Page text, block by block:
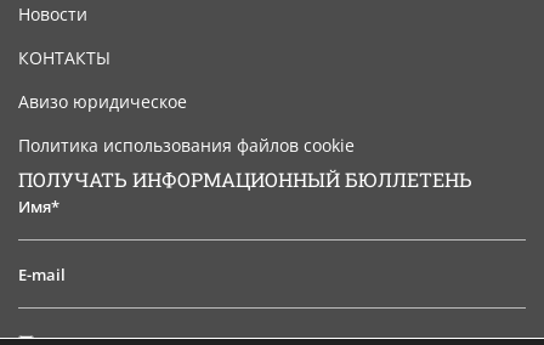
Новости
КОНТАКТЫ
Авизо юридическое
Политика использования файлов cookie
ПОЛУЧАТЬ ИНФОРМАЦИОННЫЙ БЮЛЛЕТЕНЬ
Имя*
E-
Я